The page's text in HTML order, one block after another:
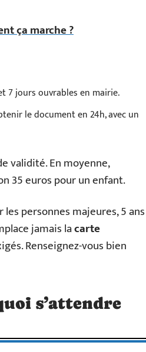
ça marche ?
7 jours ouvrables en mairie.
le document en 24h, avec un
validité. En moyenne,
35 euros pour un enfant.
les personnes majeures, 5 ans
jamais lacarte
Renseignez-vous bien
s’attendre